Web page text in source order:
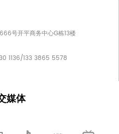
号开平商务中心G栋13楼
1136/133 3865 5578
媒体